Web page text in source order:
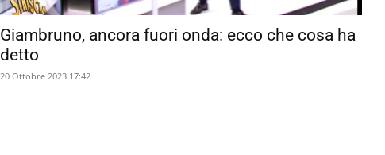
Giambruno, ancora fuori onda: ecco che cosa ha
detto
20 Ottobre 2023 17:42